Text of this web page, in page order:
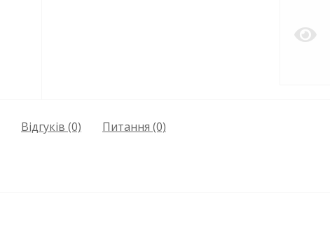
Відгуків (0) Питання (0)